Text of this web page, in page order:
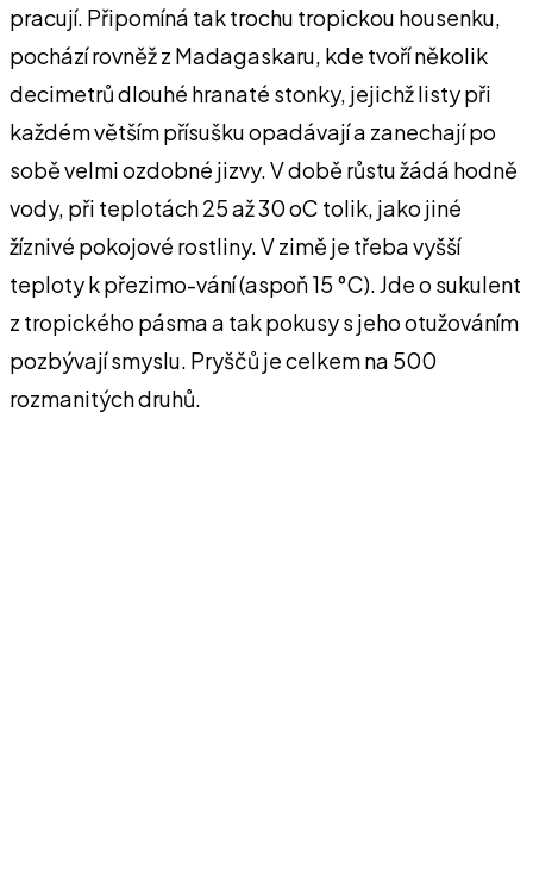
pracují. Připomíná tak trochu tropickou housenku,
pochází rovněž z Madagaskaru, kde tvoří několik
decimetrů dlouhé hranaté stonky, jejichž listy při
každém větším přísušku opadávají a zanechají po
sobě velmi ozdobné jizvy. V době růstu žádá hodně
vody, při teplotách 25 až 30 oC tolik, jako jiné
žíznivé pokojové rostliny. V zimě je třeba vyšší
teploty k přezimo-vání (aspoň 15 °C). Jde o sukulent
z tropického pásma a tak pokusy s jeho otužováním
pozbývají smyslu. Pryščů je celkem na 500
rozmanitých druhů.